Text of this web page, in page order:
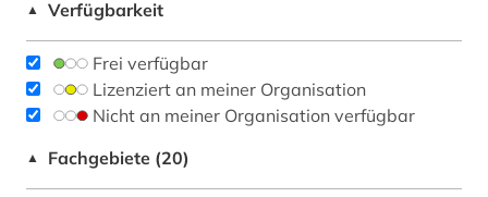
▲ Verfügbarkeit
Frei verfügbar
Lizenziert an meiner Organisation
Nicht an meiner Organisation verfügbar
▲ Fachgebiete (20)